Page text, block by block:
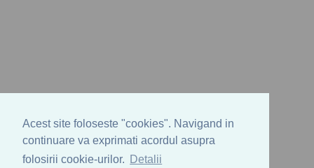
Acest site foloseste "cookies". Navigand in
continuare va exprimati acordul asupra
folosirii cookie-urilor.
Detalii